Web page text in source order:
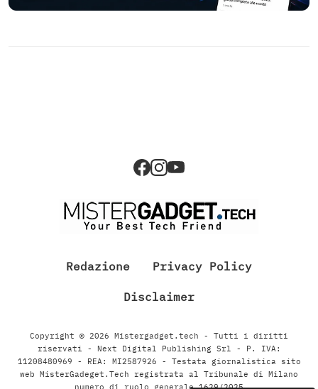
Redazione Privacy Policy
Disclaimer
Copyright © 2026 Mistergadget.tech - Tutti i diritti
riservati - Next Digital Publishing Srl - P. IVA:
11208480969 - REA: MI2587926 - Testata giornalistica sito
web MisterGadeget.Tech registrata al Tribunale di Milano
numero di ruolo generale 1629/2025